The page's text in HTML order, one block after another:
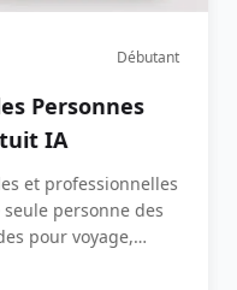
Débutant
Personnes
IA
et professionnelles
personne des
pour voyage,